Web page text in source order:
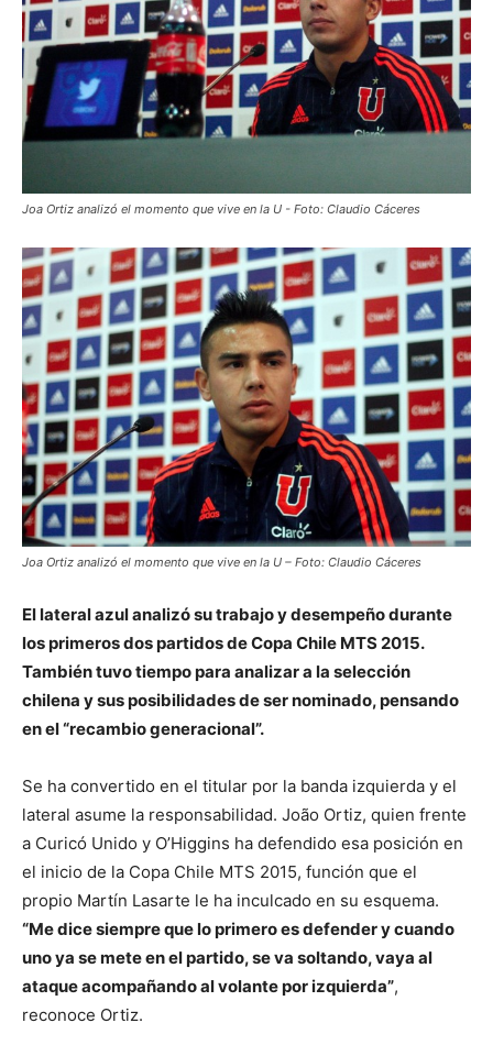
Joa Ortiz analizó el momento que vive en la U - Foto: Claudio Cáceres
Joa Ortiz analizó el momento que vive en la U – Foto: Claudio Cáceres
El lateral azul analizó su trabajo y desempeño durante
los primeros dos partidos de Copa Chile MTS 2015.
También tuvo tiempo para analizar a la selección
chilena y sus posibilidades de ser nominado, pensando
en el “recambio generacional”.
Se ha convertido en el titular por la banda izquierda y el
lateral asume la responsabilidad. João Ortiz, quien frente
a Curicó Unido y O’Higgins ha defendido esa posición en
el inicio de la Copa Chile MTS 2015, función que el
propio Martín Lasarte le ha inculcado en su esquema.
“Me dice siempre que lo primero es defender y cuando
uno ya se mete en el partido, se va soltando, vaya al
ataque acompañando al volante por izquierda”,
reconoce Ortiz.